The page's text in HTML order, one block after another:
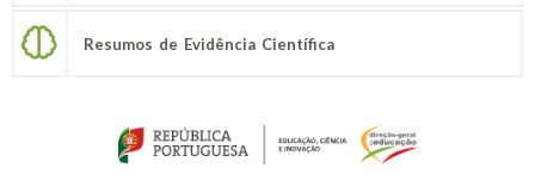
Resumos de Evidência Científica